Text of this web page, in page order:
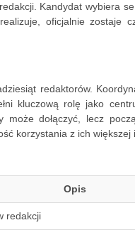
Kandydat wybiera
oficjalnie zostaje
redaktorów.
kluczową rolę jako
dołączyć, lecz
korzystania z ich większej
Opis
redakcji